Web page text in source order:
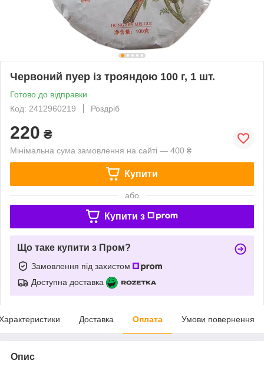
Червоний пуер із трояндою 100 г, 1 шт.
Готово до відправки
Код: 2412960219
Роздріб
220 ₴
Мінімальна сума замовлення на сайті — 400 ₴
Купити
або
Купити з
Що таке купити з Пром?
Замовлення під захистом
Доступна доставка
Доставка Оплата Умови повернення
Опис